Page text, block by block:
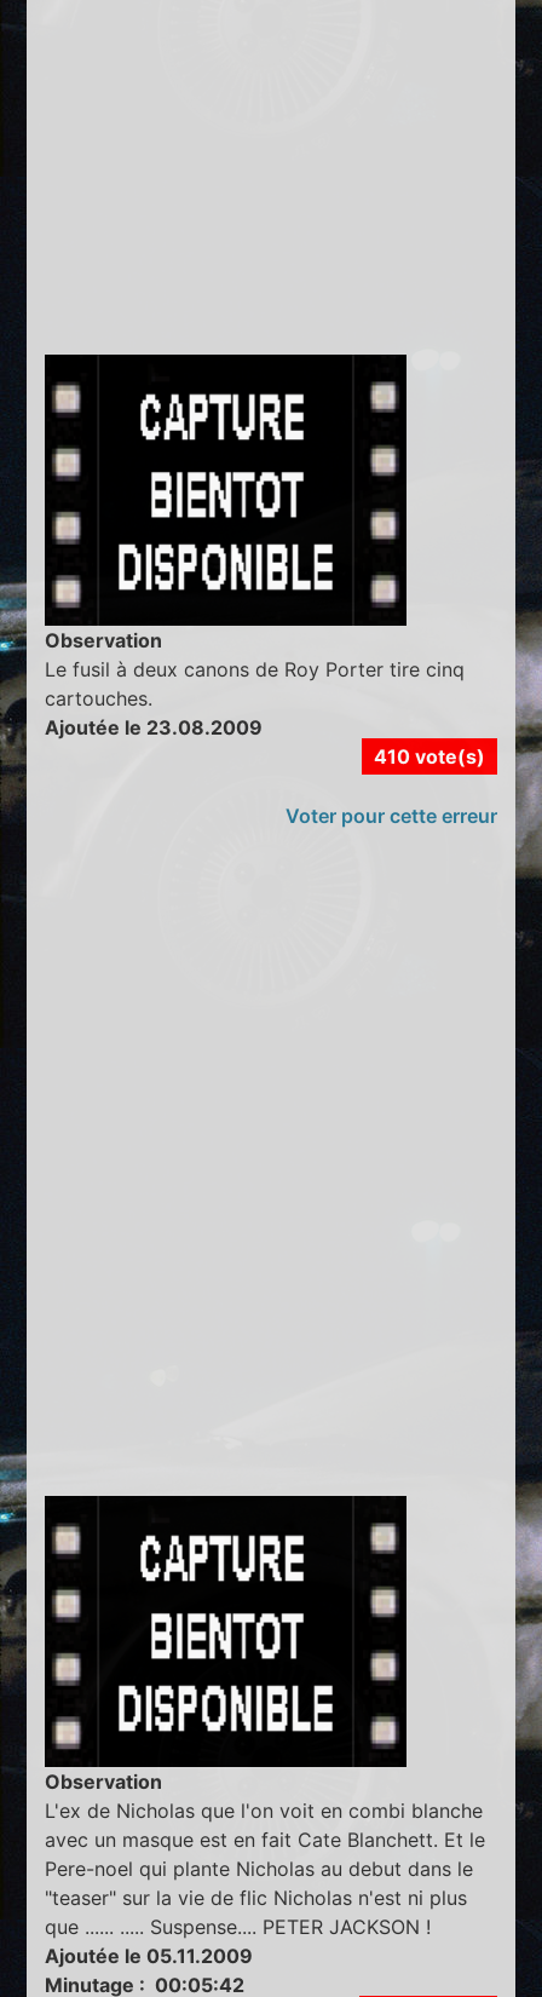
Observation
Le fusil à deux canons de Roy Porter tire cinq
cartouches.
Ajoutée le 23.08.2009
410 vote(s)
Voter pour cette erreur
Observation
L'ex de Nicholas que l'on voit en combi blanche
avec un masque est en fait Cate Blanchett. Et le
Pere-noel qui plante Nicholas au debut dans le
"teaser" sur la vie de flic Nicholas n'est ni plus
que ...... ..... Suspense.... PETER JACKSON !
Ajoutée le 05.11.2009
Minutage : 00:05:42